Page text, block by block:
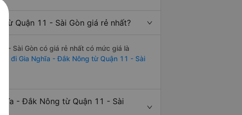
từ Quận 11 - Sài Gòn giá rẻ nhất?
- Sài Gòn có giá rẻ nhất có mức giá là
Xe đi Gia Nghĩa - Đắk Nông từ Quận 11 - Sài
- Đắk Nông từ Quận 11 - Sài